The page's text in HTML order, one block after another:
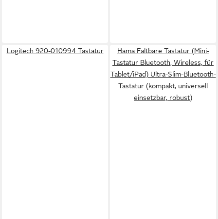
Logitech 920-010994 Tastatur
Hama Faltbare Tastatur (Mini-
Tastatur Bluetooth, Wireless, für
Tablet/iPad) Ultra-Slim-Bluetooth-
Tastatur (kompakt, universell
einsetzbar, robust)